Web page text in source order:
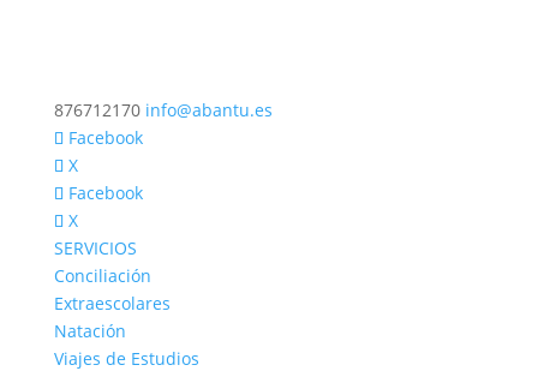
876712170 info@abantu.es
Facebook
X
Facebook
X
SERVICIOS
Conciliación
Extraescolares
Natación
Viajes de Estudios